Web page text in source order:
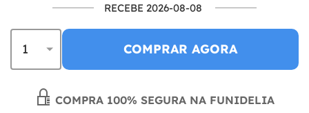
RECEBE 2026-08-08
COMPRAR AGORA
COMPRA 100% SEGURA NA FUNIDELIA